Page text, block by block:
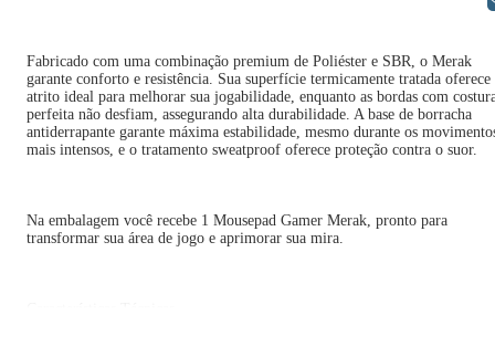
Fabricado com uma combinação premium de Poliéster e SBR, o Merak
garante conforto e resistência. Sua superfície termicamente tratada oferece
atrito ideal para melhorar sua jogabilidade, enquanto as bordas com
perfeita não desfiam, assegurando alta durabilidade. A base de borracha
antiderrapante garante máxima estabilidade, mesmo durante os
mais intensos, e o tratamento sweatproof oferece proteção contra o suor.
Na embalagem você recebe 1 Mousepad Gamer Merak, pronto para
transformar sua área de jogo e aprimorar sua mira.